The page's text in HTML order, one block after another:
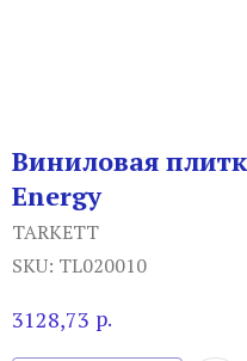
Виниловая
Energy
TARKETT
SKU: TL020010
3128,73 р.